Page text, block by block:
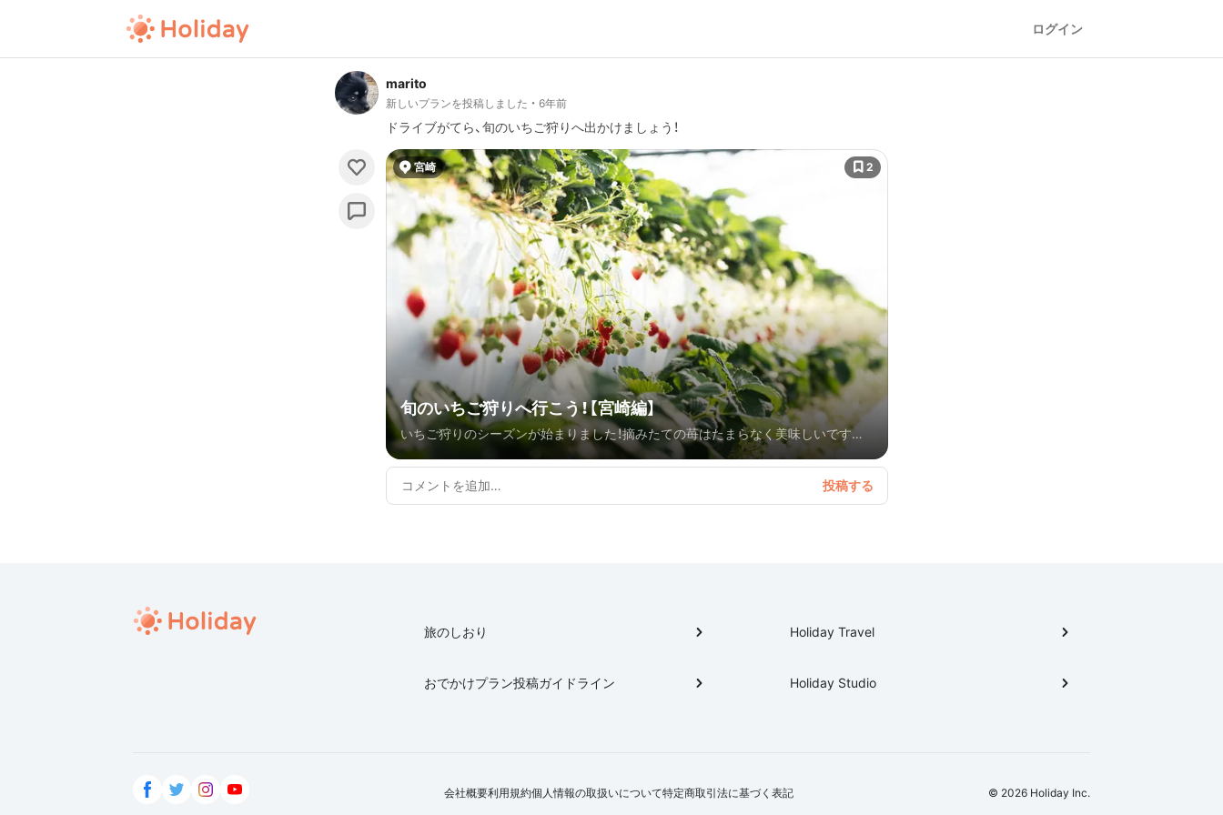
ログイン
marito
新しいプランを投稿しました 6年前
ドライブがてら、旬のいちご狩りへ出かけましょう！
宮崎 2
旬のいちご狩りへ行こう！【宮崎編】
いちご狩りのシーズンが始まりました！摘みたての苺はたまらなく美味しいですよ
ね。
旅のしおり
おでかけプラン投稿ガイドライン
Holiday Travel
Holiday Studio
会社概要利用規約個人情報の取扱いについて特定商取引法に基づく表記 © 2026 Holiday Inc.